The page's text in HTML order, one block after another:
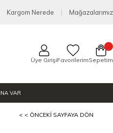
Kargom Nerede Mağazalarımız
Üye GirişiFavorilerimSepetim
VAR
< < ÖNCEKI SAYFAYA DÖN